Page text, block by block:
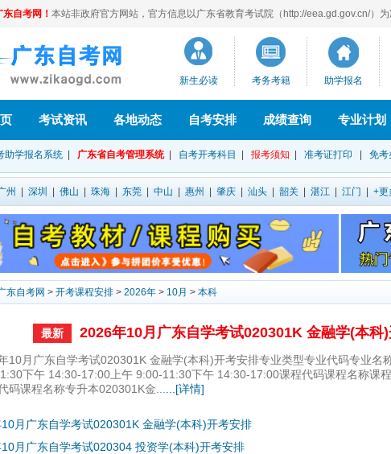
自考网！ 本站非政府官方网站，官方信息以广东省教育考试院（http://eea.gd.gov.cn/）为
新生必读 考务考籍 助学报名
考试资讯 各地动态 自考安排 成绩查询 专业计划
助学报名系统 广东省自考管理系统 自考开考科目 报考须知 准考证打印 免考
州 深圳 佛山 珠海 东莞 中山 惠州 肇庆 汕头 韶关 湛江 江门 +更
东自考网 > 开考课程安排 > 2026年 > 10月 > 本科
最新 2026年10月广东自学考试020301K 金融学(本科
10月广东自学考试020301K 金融学(本科)开考安排专业类型专业代码专业名
下午 14:30-17:00上午 9:00-11:30下午 14:30-17:00课程代码课程名称课
码课程名称专升本020301K金...
...[详情]
月广东自学考试020301K 金融学(本科)开考安排
月广东自学考试020304 投资学(本科)开考安排